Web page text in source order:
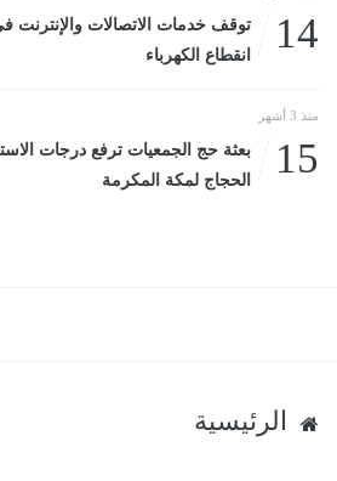
14
توقف خدمات الاتصالات والإنترنت
انقطاع الكهرباء
منذ 3 أشهر
15
بعثة حج الجمعيات ترفع درجات
الحجاج لمكة المكرمة
الرئيسية